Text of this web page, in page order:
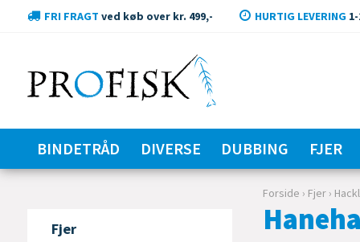
FRI FRAGT ved køb over kr. 499,- HURTIG LEVERING1-
BINDETRÅD DIVERSE DUBBING FJER
Fjer
Forside › Fjer ›